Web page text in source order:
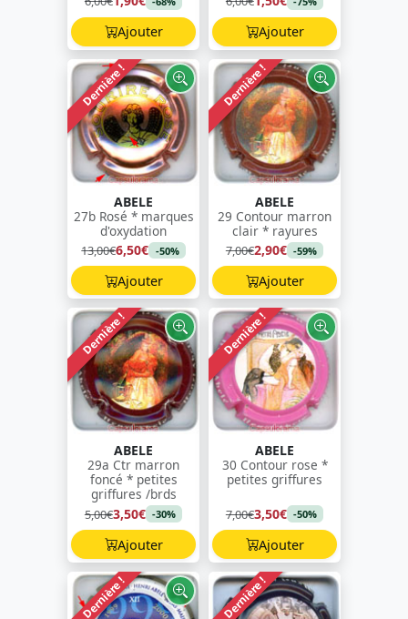
Ajouter Ajouter
Dernière !
ABELE
27b Rosé * marques
d'oxydation
13,00€6,50€ -50%
Ajouter
Dernière !
ABELE
29 Contour marron
clair * rayures
7,00€2,90€ -59%
Ajouter
Dernière !
ABELE
29a Ctr marron
foncé * petites
griffures /brds
5,00€3,50€ -30%
Ajouter
Dernière !
ABELE
30 Contour rose *
petites griffures
7,00€3,50€ -50%
Ajouter
Dernière ! Dernière !